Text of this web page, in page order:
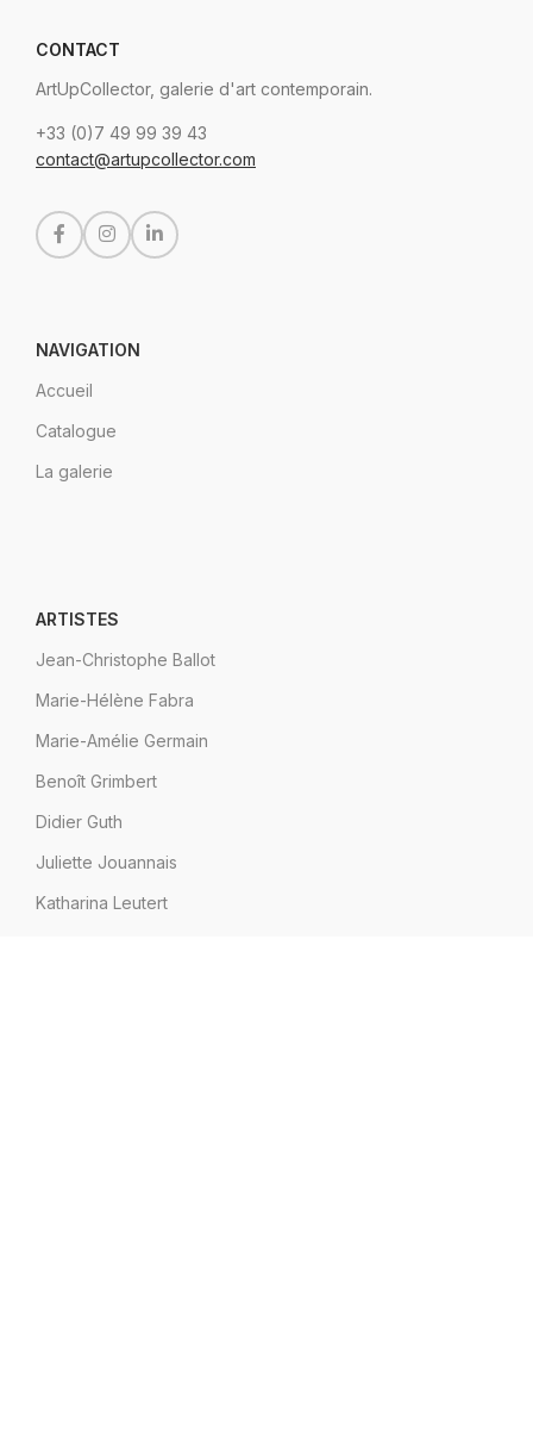
CONTACT
ArtUpCollector, galerie d'art contemporain.
+33 (0)7 49 99 39 43
contact@artupcollector.com
NAVIGATION
Accueil
Catalogue
La galerie
ARTISTES
Jean-Christophe Ballot
Marie-Hélène Fabra
Marie-Amélie Germain
Benoît Grimbert
Didier Guth
Juliette Jouannais
Katharina Leutert